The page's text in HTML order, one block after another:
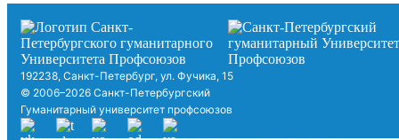
192238, Санкт-Петербург, ул. Фучика, 15
© 2006–2026 Санкт-Петербургский
Гуманитарный университет профсоюзов